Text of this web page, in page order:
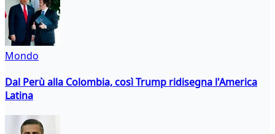
Mondo
Dal Perù alla Colombia, così Trump ridisegna l'America
Latina